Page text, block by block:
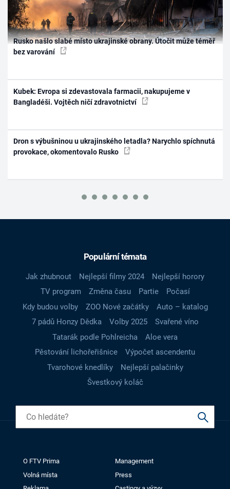
Rusko našlo slabé místo ukrajinské obrany. Útočit může téměř
bez varování
Kubek: Evropa si zdevastovala farmacii, nakupujeme v
Bangladéši. Vojtěch ničí zdravotnictví
Dron s výbušninou u ukrajinského letadla? Narychlo spíchnutá
provokace, okomentovalo Rusko
Populární témata
Jak zhubnout Nejlepší filmy 2024
Nejlepší horory
TV program
Změna času Partie
Počasí
Kdy budou volby
ZOO Nové začátky
Auto – katalog
7 pádů Honzy Dědka
Volby 2025
Svařené víno
Tatarák podle Pohlreicha
Aloe vera
Pěstování lichořeřišnice
Výpočet ascendentu
Tvarohové knedlíky
Nejlepší palačinky
Švestkový koláč
O FTV Prima
Management
Volná místa
Press